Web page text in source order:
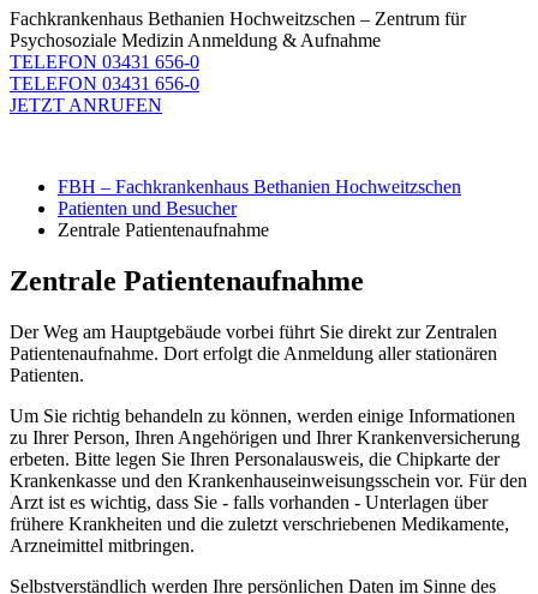
Fachkrankenhaus Bethanien Hochweitzschen – Zentrum für
Psychosoziale Medizin Anmeldung & Aufnahme
TELEFON 03431 656-0
TELEFON 03431 656-0
JETZT ANRUFEN
FBH – Fachkrankenhaus Bethanien Hochweitzschen
Patienten und Besucher
Zentrale Patientenaufnahme
Zentrale Patientenaufnahme
Der Weg am Hauptgebäude vorbei führt Sie direkt zur Zentralen
Patientenaufnahme. Dort erfolgt die Anmeldung aller stationären
Patienten.
Um Sie richtig behandeln zu können, werden einige Informationen
zu Ihrer Person, Ihren Angehörigen und Ihrer Krankenversicherung
erbeten. Bitte legen Sie Ihren Personalausweis, die Chipkarte der
Krankenkasse und den Krankenhauseinweisungsschein vor. Für den
Arzt ist es wichtig, dass Sie - falls vorhanden - Unterlagen über
frühere Krankheiten und die zuletzt verschriebenen Medikamente,
Arzneimittel mitbringen.
Selbstverständlich werden Ihre persönlichen Daten im Sinne des